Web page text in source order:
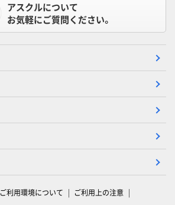
アスクルについて
お気軽にご質問ください。
ご利用環境について
ご利用上の注意